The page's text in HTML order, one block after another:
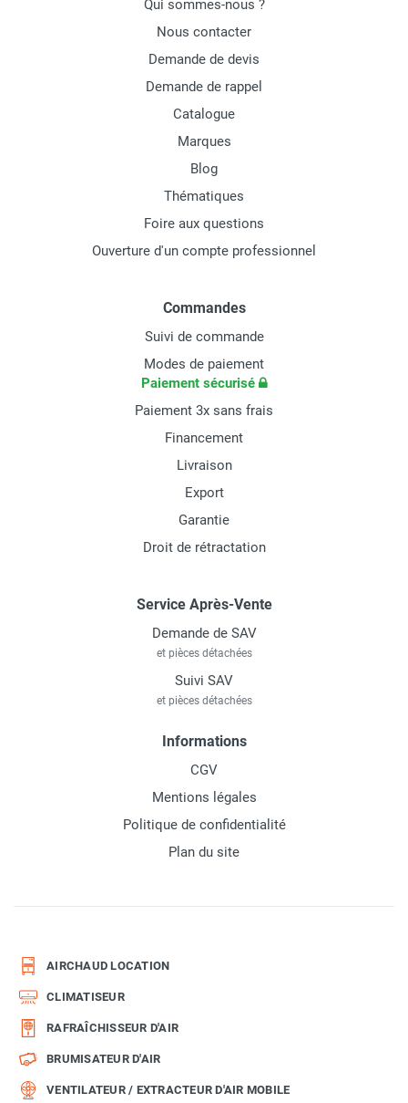
Qui sommes-nous ?
Nous contacter
Demande de devis
Demande de rappel
Catalogue
Marques
Blog
Thématiques
Foire aux questions
Ouverture d'un compte professionnel
Commandes
Suivi de commande
Modes de paiement
Paiement sécurisé
Paiement 3x sans frais
Financement
Livraison
Export
Garantie
Droit de rétractation
Service Après-Vente
Demande de SAV
et pièces détachées
Suivi SAV
et pièces détachées
Informations
CGV
Mentions légales
Politique de confidentialité
Plan du site
AIRCHAUD LOCATION
CLIMATISEUR
RAFRAÎCHISSEUR D'AIR
BRUMISATEUR D'AIR
VENTILATEUR / EXTRACTEUR D'AIR MOBILE